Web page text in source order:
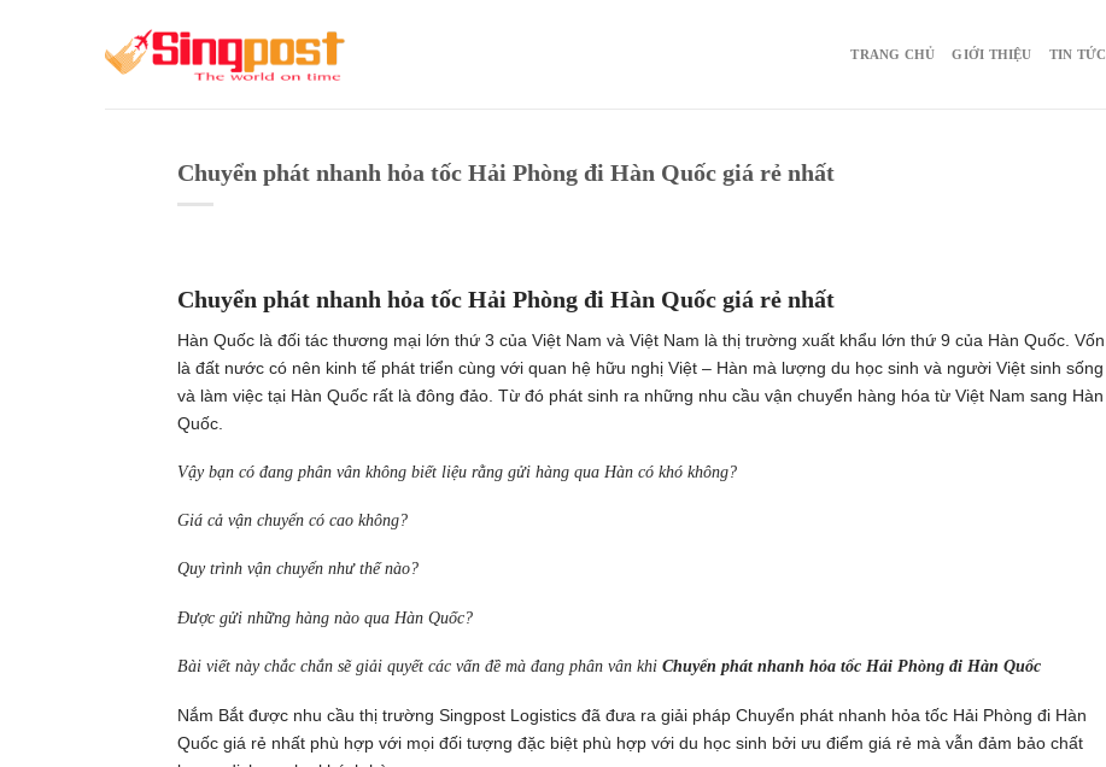
TRANG CHỦ GIỚI THIỆU TIN TỨC
Chuyển phát nhanh hỏa tốc Hải Phòng đi Hàn Quốc giá rẻ nhất
Chuyển phát nhanh hỏa tốc Hải Phòng đi Hàn Quốc giá rẻ nhất
Hàn Quốc là đối tác thương mại lớn thứ 3 của Việt Nam và Việt Nam là thị trường xuất khẩu lớn thứ 9 của Hàn Quốc. Vốn
là đất nước có nên kinh tế phát triển cùng với quan hệ hữu nghị Việt – Hàn mà lượng du học sinh và người Việt sinh sống
và làm việc tại Hàn Quốc rất là đông đảo. Từ đó phát sinh ra những nhu cầu vận chuyển hàng hóa từ Việt Nam sang Hàn
Quốc.
Vậy bạn có đang phân vân không biết liệu rằng gửi hàng qua Hàn có khó không?
Giá cả vận chuyển có cao không?
Quy trình vận chuyển như thế nào?
Được gửi những hàng nào qua Hàn Quốc?
Bài viết này chắc chắn sẽ giải quyết các vấn đề mà đang phân vân khi Chuyển phát nhanh hỏa tốc Hải Phòng đi Hàn Quốc
Nắm Bắt được nhu cầu thị trường Singpost Logistics đã đưa ra giải pháp Chuyển phát nhanh hỏa tốc Hải Phòng đi Hàn
Quốc giá rẻ nhất phù hợp với mọi đối tượng đặc biệt phù hợp với du học sinh bởi ưu điểm giá rẻ mà vẫn đảm bảo chất